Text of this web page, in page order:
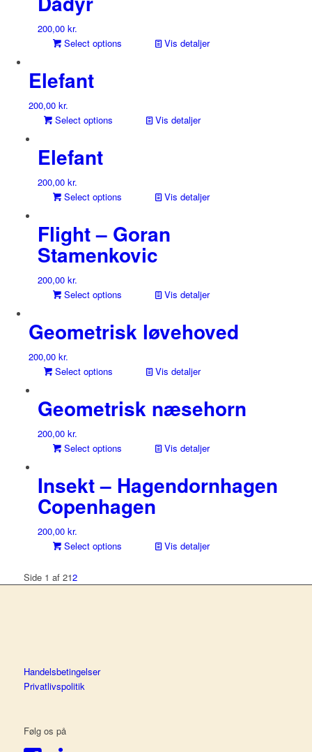
200,00 kr.
Select options
Vis detaljer
Elefant
200,00 kr.
Select options
Vis detaljer
Elefant
200,00 kr.
Select options
Vis detaljer
Flight – Goran
Stamenkovic
200,00 kr.
Select options
Vis detaljer
Geometrisk løvehoved
200,00 kr.
Select options
Vis detaljer
Geometrisk næsehorn
200,00 kr.
Select options
Vis detaljer
Insekt – Hagendornhagen
Copenhagen
200,00 kr.
Select options
Vis detaljer
Side 1 af 212
Handelsbetingelser
Privatlivspolitik
Følg os på